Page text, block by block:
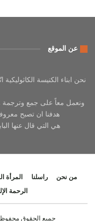
عن الموقع
نحن ابناء الكنيسة
ونعمل معاً على جمع وترجمة
هدفنا ان تصبح
هي التي قال عنها
من نحن راسلنا المرأة
الرحمة
جميع الحقوق محفوظة -